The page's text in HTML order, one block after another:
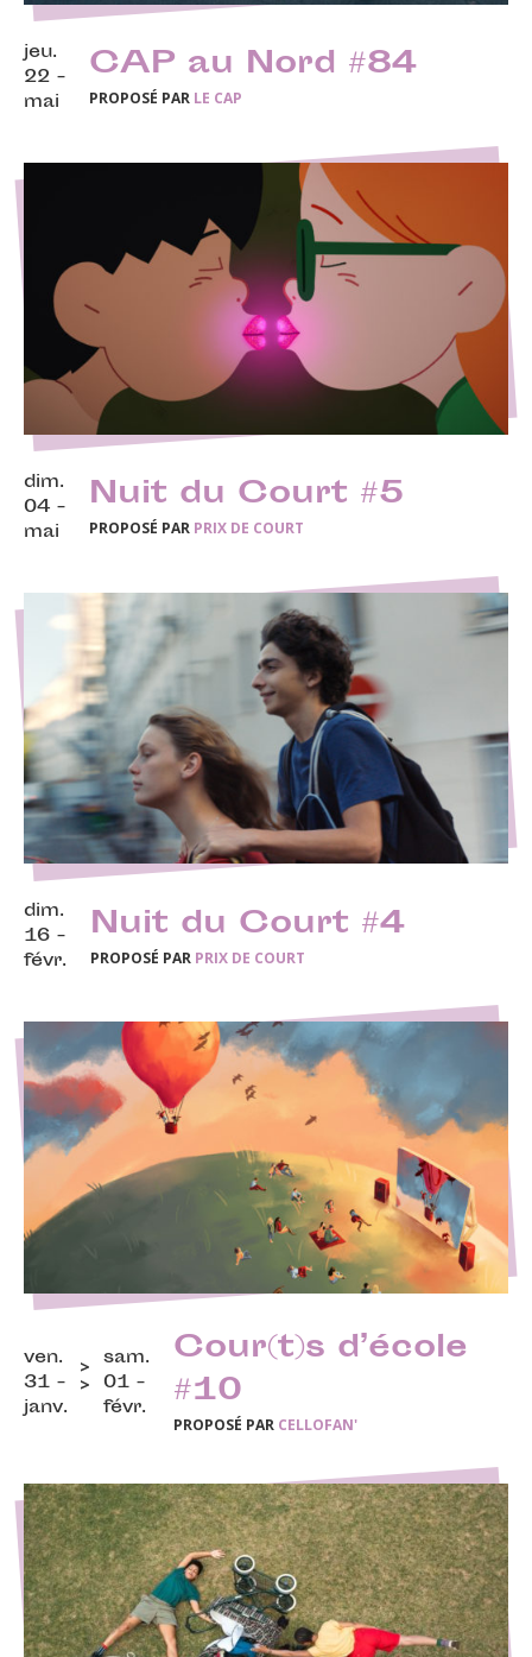
jeu.
22 -
mai
CAP au Nord #84
PROPOSÉ PAR LE CAP
dim.
04 -
mai
Nuit du Court #5
PROPOSÉ PAR PRIX DE COURT
dim.
16 -
févr.
Nuit du Court #4
PROPOSÉ PAR PRIX DE COURT
ven.
31 -
janv.
sam.
01 -
févr.
Cour(t)s d’école
#10
PROPOSÉ PAR CELLOFAN'